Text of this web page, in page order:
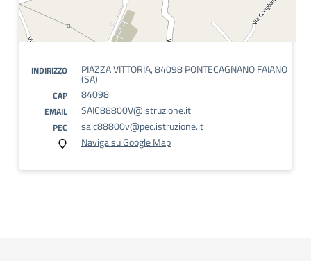
INDIRIZZO PIAZZA VITTORIA, 84098 PONTECAGNANO FAIANO
(SA)
CAP 84098
EMAIL SAIC88800V@istruzione.it
PEC
saic88800v@pec.istruzione.it
Naviga su Google Map